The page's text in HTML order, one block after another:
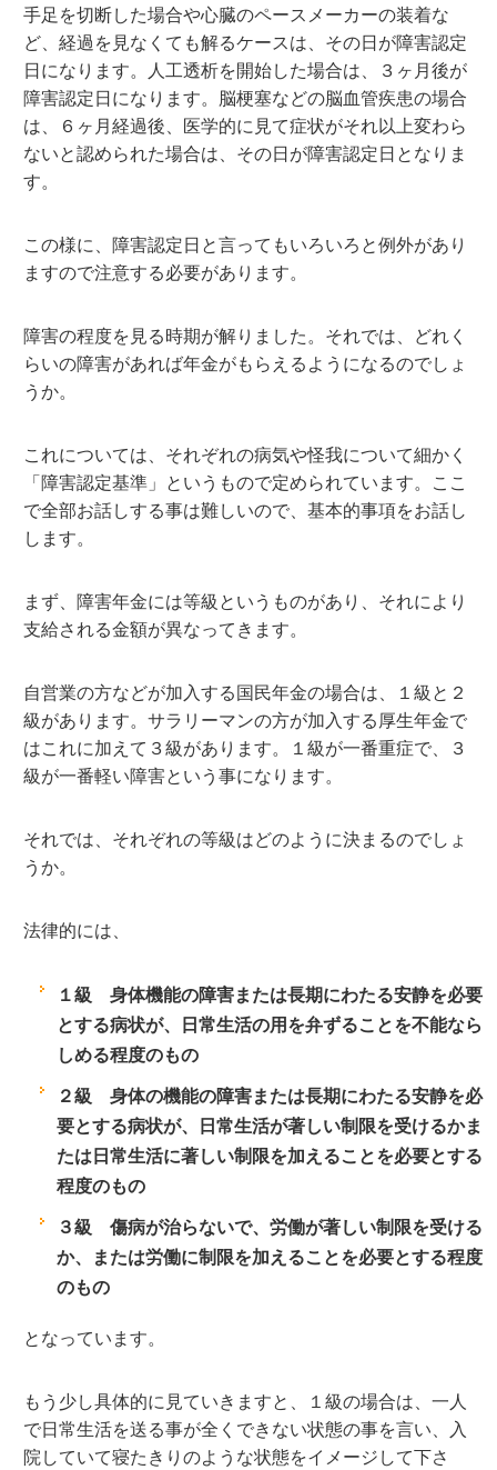
手足を切断した場合や心臓のペースメーカーの装着な
ど、経過を見なくても解るケースは、その日が障害認定
日になります。人工透析を開始した場合は、３ヶ月後が
障害認定日になります。脳梗塞などの脳血管疾患の場合
は、６ヶ月経過後、医学的に見て症状がそれ以上変わら
ないと認められた場合は、その日が障害認定日となりま
す。
この様に、障害認定日と言ってもいろいろと例外があり
ますので注意する必要があります。
障害の程度を見る時期が解りました。それでは、どれく
らいの障害があれば年金がもらえるようになるのでしょ
うか。
これについては、それぞれの病気や怪我について細かく
「障害認定基準」というもので定められています。ここ
で全部お話しする事は難しいので、基本的事項をお話し
します。
まず、障害年金には等級というものがあり、それにより
支給される金額が異なってきます。
自営業の方などが加入する国民年金の場合は、１級と２
級があります。サラリーマンの方が加入する厚生年金で
はこれに加えて３級があります。１級が一番重症で、３
級が一番軽い障害という事になります。
それでは、それぞれの等級はどのように決まるのでしょ
うか。
法律的には、
１級 身体機能の障害または長期にわたる安静を必要
とする病状が、日常生活の用を弁ずることを不能なら
しめる程度のもの
２級 身体の機能の障害または長期にわたる安静を必
要とする病状が、日常生活が著しい制限を受けるかま
たは日常生活に著しい制限を加えることを必要とする
程度のもの
３級 傷病が治らないで、労働が著しい制限を受ける
か、または労働に制限を加えることを必要とする程度
のもの
となっています。
もう少し具体的に見ていきますと、１級の場合は、一人
で日常生活を送る事が全くできない状態の事を言い、入
院していて寝たきりのような状態をイメージして下さ